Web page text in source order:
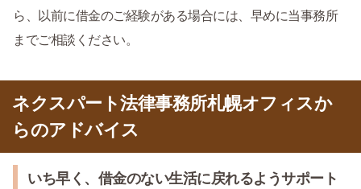
ら、以前に借金のご経験がある場合には、早めに当事務所
までご相談ください。
ネクスパート法律事務所札幌オフィスか
らのアドバイス
いち早く、借金のない生活に戻れるようサポート